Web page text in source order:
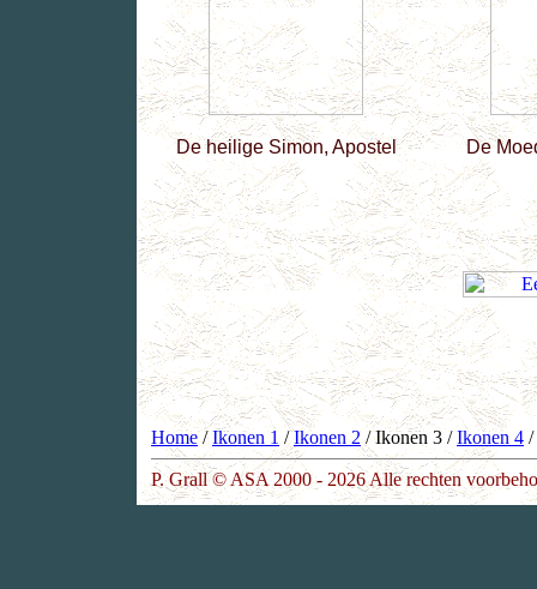
De heilige Simon, Apostel De
Home/Ikonen 1 /Ikonen 2/ Ikonen 3 /Ikonen 4 /
P. Grall © ASA 2000 - 2026 Alle rechten